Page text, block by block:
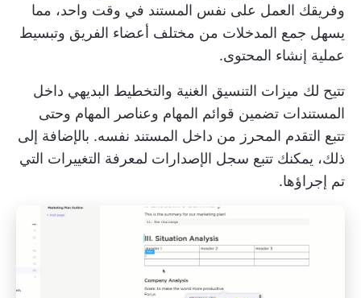
وفريقك العمل على نفس المستند في وقت واحد، مما
يسهل جمع المدخلات من مختلف أعضاء الفريق وتبسيط
عملية إنشاء المحتوى.
تتيح لك ميزات التنسيق الغنية والتخطيط البديهي داخل
المستندات تضمين قوائم المهام وعناصر المهام وحتى
تتبع التقدم المحرز من داخل المستند نفسه. بالإضافة إلى
ذلك، يمكنك تتبع سجل الإصدارات لمعرفة التغييرات التي
تم إجراؤها.